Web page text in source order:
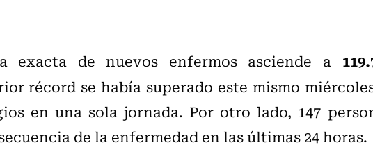
de nuevos enfermos asciende a
récord se había superado este mismo
en una sola jornada. Por otro lado, 147
de la enfermedad en las últimas 24 horas.